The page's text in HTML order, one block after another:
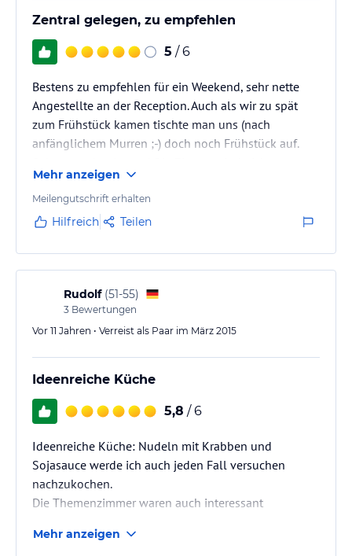
Zentral gelegen, zu empfehlen
5 / 6
Bestens zu empfehlen für ein Weekend, sehr nette
Angestellte an der Reception. Auch als wir zu spät
zum Frühstück kamen tischte man uns (nach
anfänglichem Murren ;-) doch noch Frühstück auf.
neu, aber sauber und geräumig. Disco und Bar im
Haus.
Mehr anzeigen
Meilengutschrift erhalten
Hilfreich Teilen
Rudolf (51-55)
3 Bewertungen
Vor 11 Jahren • Verreist als Paar im März 2015
Ideenreiche Küche
5,8 / 6
Ideenreiche Küche: Nudeln mit Krabben und
Sojasauce werde ich auch jeden Fall versuchen
nachzukochen.
Die Themenzimmer waren auch interessant
Mehr anzeigen